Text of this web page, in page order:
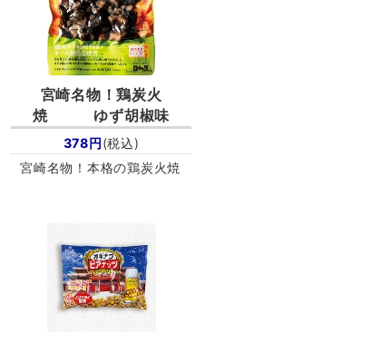
宮崎名物！鶏炭火
焼 ゆず胡椒味
378円(税込)
宮崎名物！本格の鶏炭火焼